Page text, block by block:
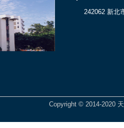
242062 新北
Copyright © 2014-2020